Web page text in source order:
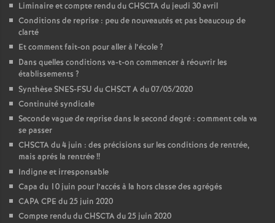
Liminaire et compte rendu du CHSCTA du jeudi 30 avril
Conditions de reprise : peu de nouveautés et pas beaucoup de
clarté
Et comment fait-on pour aller à l’école?
Dans quelles conditions va-t-on commencer à réouvrir les
établissements ?
Synthèse SNES-FSU du CHSCT A du 07/05/2020
Continuité syndicale
Seconde vague de reprise dans le second degré : comment cela va
se passer
CHSCTA du 4 juin : des précisions sur les conditions de rentrée,
mais aprés la rentrée!!
Indigne et irresponsable
Capa du 10 juin pour l’accés à la hors classe des agrégés
CAPA CPE du 25 juin 2020
Compte rendu du CHSCTA du 25 juin 2020